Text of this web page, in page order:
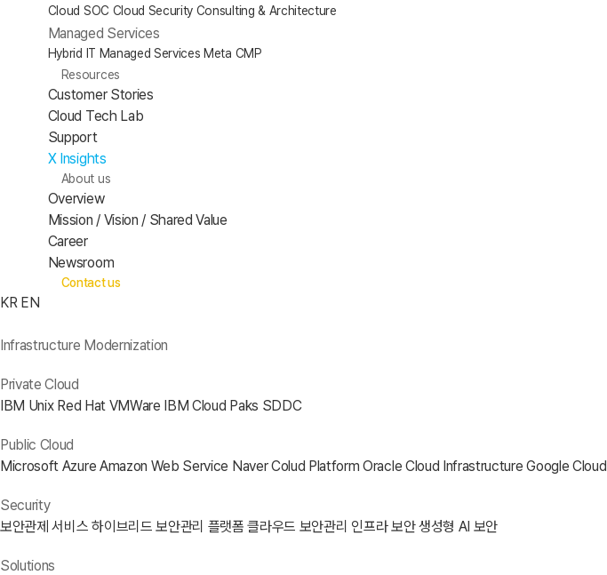
Cloud SOC Cloud Security Consulting & Architecture
Managed Services
Hybrid IT Managed Services Meta CMP
Resources
Customer Stories
Cloud Tech Lab
Support
X Insights
About us
Overview
Mission / Vision / Shared Value
Career
Newsroom
Contact us
KR EN
Infrastructure Modernization
Private Cloud
IBM Unix Red Hat VMWare IBM Cloud Paks SDDC
Public Cloud
Microsoft Azure Amazon Web Service Naver Colud Platform Oracle Cloud Infrastructure Google Cloud
Security
보안관제 서비스 하이브리드 보안관리 플랫폼 클라우드 보안관리 인프라 보안생성형 AI 보안
Solutions